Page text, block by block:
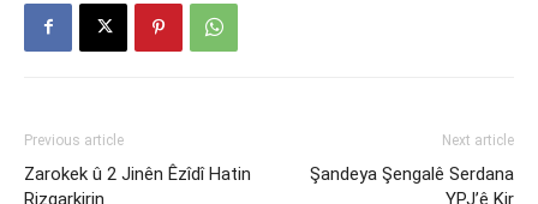
Previous article
Zarokek û 2 Jinên Êzîdî Hatin
Rizgarkirin
Next article
Şandeya Şengalê Serdana
YPJ’ê Kir